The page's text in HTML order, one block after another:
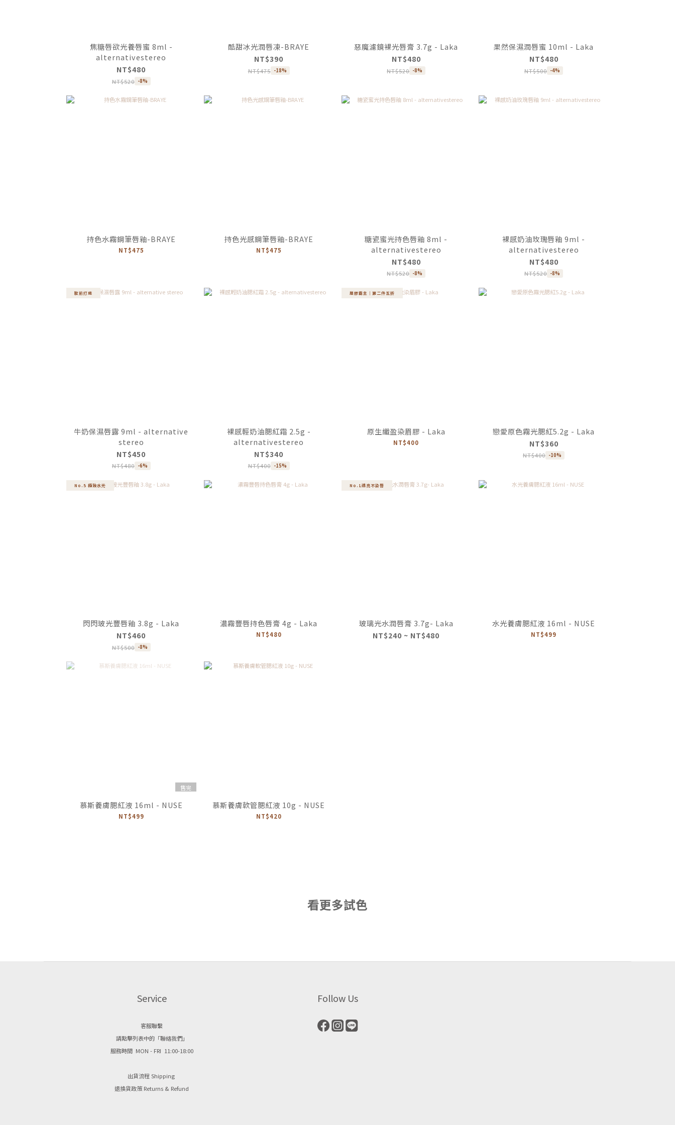
焦糖唇欲光養唇蜜 8ml -
alternativestereo
NT$480
NT$520 -8%
酷甜冰光潤唇凍-BRAYE
NT$390
NT$475 -18%
惡魔濾鏡裸光唇膏 3.7g - Laka
NT$480
NT$520 -8%
果然保濕潤唇蜜 10ml - Laka
NT$480
NT$500 -4%
持色水霧鋼筆唇釉-BRAYE
NT$475
持色光感鋼筆唇釉-BRAYE
NT$475
糖瓷蜜光持色唇釉 8ml -
alternativestereo
NT$480
NT$520 -8%
裸感奶油玫瑰唇釉 9ml -
alternativestereo
NT$480
NT$520 -8%
妝前打底
牛奶保濕唇露 9ml - alternative
stereo
NT$450
NT$480 -6%
裸感輕奶油腮紅霜 2.5g -
alternativestereo
NT$340
NT$400 -15%
眉膠霸主｜第二件五折
原生纖盈染眉膠 - Laka
NT$400
戀愛原色霧光腮紅5.2g - Laka
NT$360
NT$400 -10%
No.5 極致水光
閃閃玻光豐唇釉 3.8g - Laka
NT$460
NT$500 -8%
濃霧豐唇持色唇膏 4g - Laka
NT$480
No.1透亮不染唇
玻璃光水潤唇膏 3.7g- Laka
NT$240 ~ NT$480
水光養膚腮紅液 16ml - NUSE
NT$499
售完
慕斯養膚腮紅液 16ml - NUSE
NT$499
慕斯養膚軟管腮紅液 10g - NUSE
NT$420
看更多試色
Service
客服聯繫
請點擊列表中的「聯絡我們」
服務時間 MON - FRI 11:00-18:00
出貨流程 Shipping
退換貨政策 Returns & Refund
Follow Us